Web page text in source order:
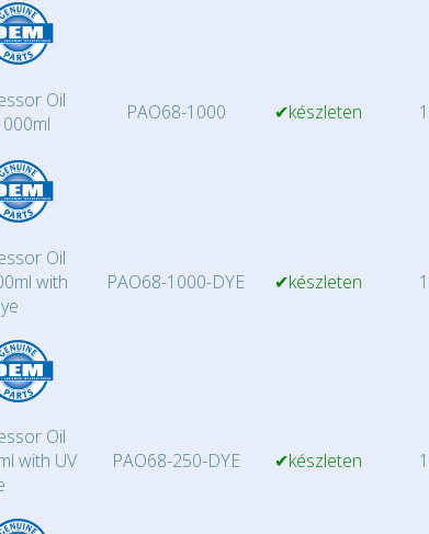
Oil
PAO68-1000 ✔készleten
Oil
with
PAO68-1000-DYE ✔készleten
Oil
with UV
PAO68-250-DYE ✔készleten